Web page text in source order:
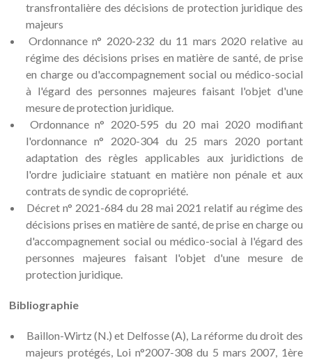
transfrontalière des décisions de protection juridique des
majeurs
Ordonnance n° 2020-232 du 11 mars 2020 relative au
régime des décisions prises en matière de santé, de prise
en charge ou d'accompagnement social ou médico-social
à l'égard des personnes majeures faisant l'objet d'une
mesure de protection juridique.
Ordonnance n° 2020-595 du 20 mai 2020 modifiant
l'ordonnance n° 2020-304 du 25 mars 2020 portant
adaptation des règles applicables aux juridictions de
l'ordre judiciaire statuant en matière non pénale et aux
contrats de syndic de copropriété.
Décret n° 2021-684 du 28 mai 2021 relatif au régime des
décisions prises en matière de santé, de prise en charge ou
d'accompagnement social ou médico-social à l'égard des
personnes majeures faisant l'objet d'une mesure de
protection juridique.
Bibliographie
Baillon-Wirtz (N.) et Delfosse (A), La réforme du droit des
majeurs protégés, Loi n°2007-308 du 5 mars 2007, 1ère